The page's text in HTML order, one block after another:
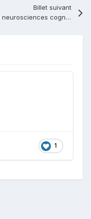
Billet suivant
goCognitive - le blog des neurosciences cognitives
1